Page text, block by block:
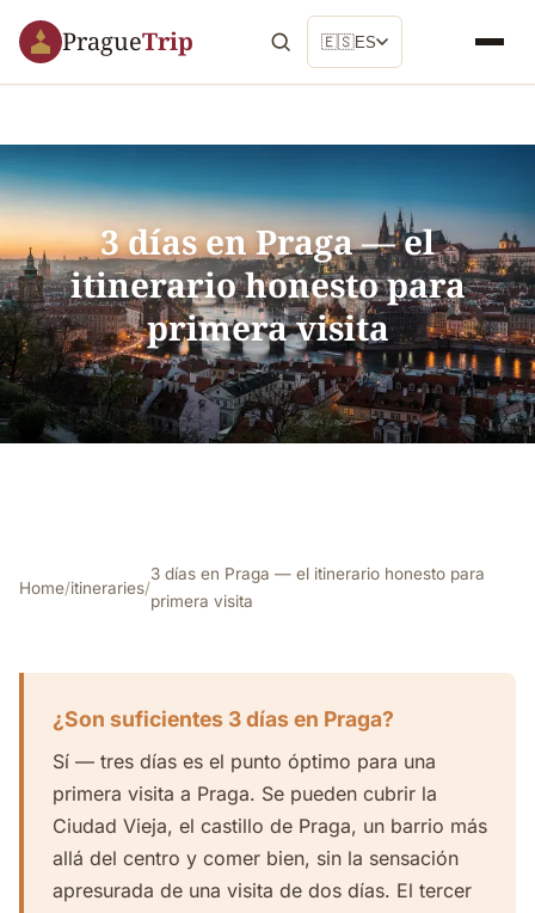
PragueTrip 🇪🇸ES
3 días en Praga — el
itinerario honesto para
primera visita
Home/itineraries/
3 días en Praga — el itinerario honesto para
primera visita
¿Son suficientes 3 días en Praga?
Sí — tres días es el punto óptimo para una
primera visita a Praga. Se pueden cubrir la
Ciudad Vieja, el castillo de Praga, un barrio más
allá del centro y comer bien, sin la sensación
apresurada de una visita de dos días. El tercer